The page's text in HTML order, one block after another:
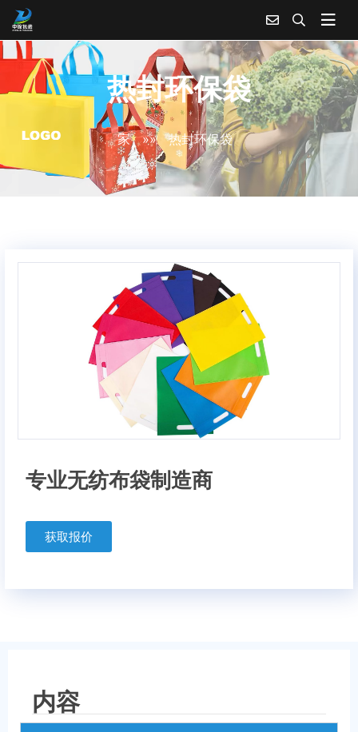
热封环保袋
家 »» 热封环保袋
专业无纺布袋制造商
获取报价
内容